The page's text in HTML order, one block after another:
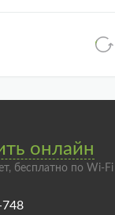
онлайн
бесплатно по Wi-Fi
748